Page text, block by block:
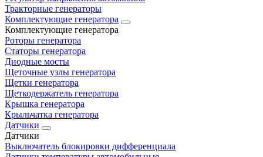
Тракторные генераторы
Комплектующие генератора
Комплектующие генератора
Роторы генератора
Статоры генератора
Диодные мосты
Щеточные узлы генератора
Щетки генератора
Щеткодержатель генератора
Крышка генератора
Крыльчатка генератора
Датчики
Датчики
Выключатель блокировки дифференциала